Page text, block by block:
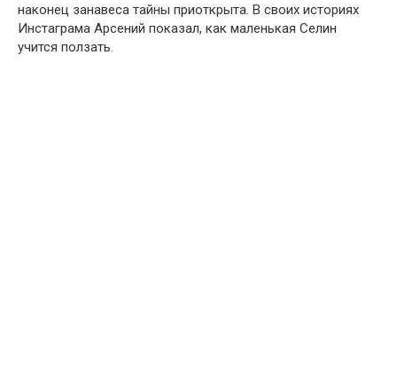
наконец занавеса тайны приоткрыта. В своих историях
Инстаграма Арсений показал, как маленькая Селин
учится ползать.